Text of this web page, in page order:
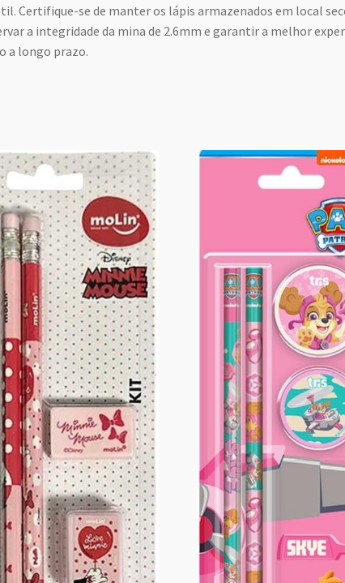
Certifique-se de manter os lápis armazenados em local
a integridade da mina de 2.6mm e garantir a melhor
a longo prazo.